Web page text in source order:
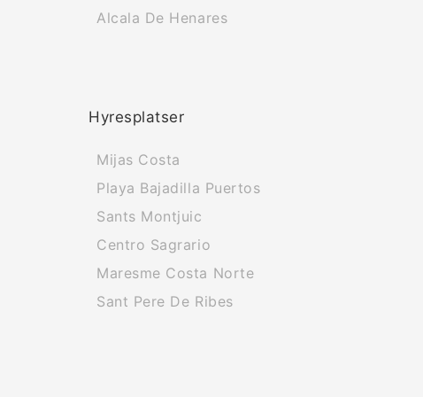
Alcala De Henares
Hyresplatser
Mijas Costa
Playa Bajadilla Puertos
Sants Montjuic
Centro Sagrario
Maresme Costa Norte
Sant Pere De Ribes